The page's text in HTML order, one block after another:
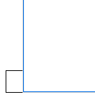
IQD